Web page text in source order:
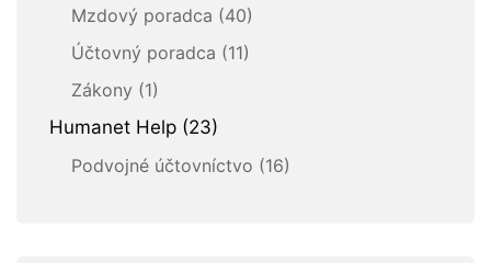
Mzdový poradca (40)
Účtovný poradca (11)
Zákony (1)
Humanet Help (23)
Podvojné účtovníctvo (16)